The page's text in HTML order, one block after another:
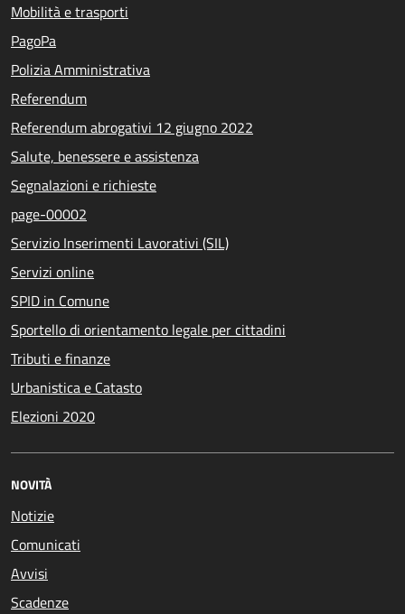
Mobilità e trasporti
PagoPa
Polizia Amministrativa
Referendum
Referendum abrogativi 12 giugno 2022
Salute, benessere e assistenza
Segnalazioni e richieste
page-00002
Servizio Inserimenti Lavorativi (SIL)
Servizi online
SPID in Comune
Sportello di orientamento legale per cittadini
Tributi e finanze
Urbanistica e Catasto
Elezioni 2020
NOVITÀ
Notizie
Comunicati
Avvisi
Scadenze